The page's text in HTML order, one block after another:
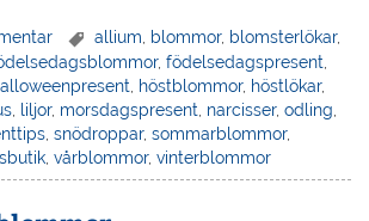
allium blommor, blomsterlökar,
,födelsedagspresent,
, höstblommor, höstlökar,
, liljor, morsdagspresent, narcisser,odling,
,snödroppar,sommarblommor,
,vårblommor,vinterblommor